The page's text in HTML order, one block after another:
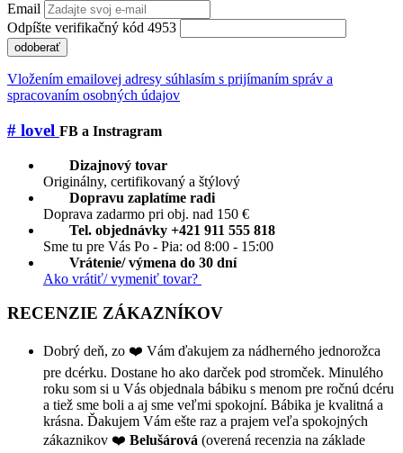
Email
Odpíšte verifikačný kód 4953
odoberať
Vložením emailovej adresy súhlasím s prijímaním správ a
spracovaním osobných údajov
# lovel FB a Instragram
Dizajnový tovar
Originálny, certifikovaný a štýlový
Dopravu zaplatíme radi
Doprava zadarmo pri obj. nad 150 €
Tel. objednávky +421 911 555 818
Sme tu pre Vás Po - Pia: od 8:00 - 15:00
Vrátenie/ výmena do 30 dní
Ako vrátiť/ vymeniť tovar?
RECENZIE ZÁKAZNÍKOV
Dobrý deň, zo ❤️ Vám ďakujem za nádherného jednorožca
pre dcérku. Dostane ho ako darček pod stromček. Minulého
roku som si u Vás objednala bábiku s menom pre ročnú dcéru
a tiež sme boli a aj sme veľmi spokojní. Bábika je kvalitná a
krásna. Ďakujem Vám ešte raz a prajem veľa spokojných
zákaznikov ❤️ Belušárová (overená recenzia na základe